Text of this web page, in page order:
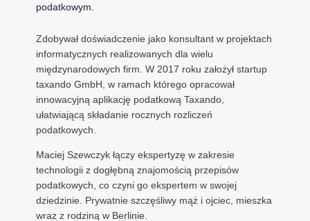
podatkowym.
Zdobywał doświadczenie jako konsultant w projektach
informatycznych realizowanych dla wielu
międzynarodowych firm. W 2017 roku założył startup
taxando GmbH, w ramach którego opracował
innowacyjną aplikację podatkową Taxando,
ułatwiającą składanie rocznych rozliczeń
podatkowych.
Maciej Szewczyk łączy ekspertyzę w zakresie
technologii z dogłębną znajomością przepisów
podatkowych, co czyni go ekspertem w swojej
dziedzinie. Prywatnie szczęśliwy mąż i ojciec, mieszka
wraz z rodziną w Berlinie.